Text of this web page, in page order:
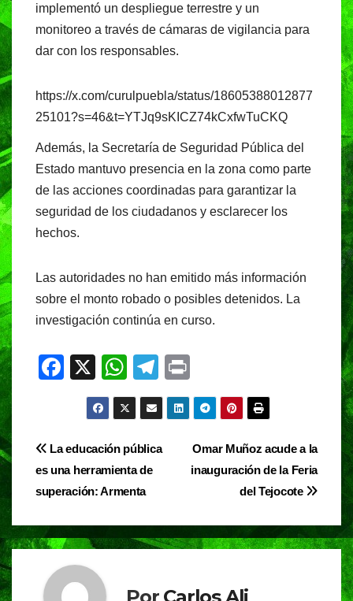
implementó un despliegue terrestre y un
monitoreo a través de cámaras de vigilancia para
dar con los responsables.
https://x.com/curulpuebla/status/18605388012877
25101?s=46&t=YTJq9sKICZ74kCxfwTuCKQ
Además, la Secretaría de Seguridad Pública del
Estado mantuvo presencia en la zona como parte
de las acciones coordinadas para garantizar la
seguridad de los ciudadanos y esclarecer los
hechos.
Las autoridades no han emitido más información
sobre el monto robado o posibles detenidos. La
investigación continúa en curso.
F
e
b
o
o
k
X
W
h
at
s
A
p
p
T
el
e
gr
in
t
Navegación
de
entradas
Omar Muñoz acude a la
inauguración de la Feria
del Tejocote
La educación pública
es una herramienta de
superación: Armenta